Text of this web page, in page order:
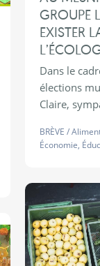
GROUPE
EXISTER
Dans le
élections
Claire,
BRÈVE /
Économie,